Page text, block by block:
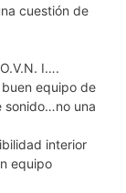
cuestión de
I….
equipo de
sonido…no una
interior
equipo